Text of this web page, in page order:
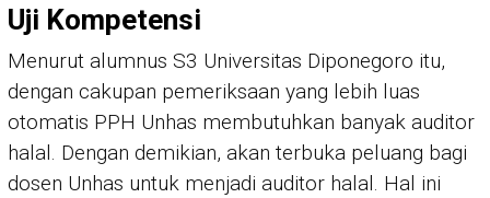
Uji Kompetensi
Menurut alumnus S3 Universitas Diponegoro itu,
dengan cakupan pemeriksaan yang lebih luas
otomatis PPH Unhas membutuhkan banyak auditor
halal. Dengan demikian, akan terbuka peluang bagi
dosen Unhas untuk menjadi auditor halal. Hal ini